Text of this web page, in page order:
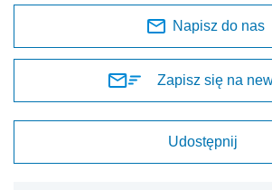
Napisz do nas
Zapisz się na
Udostępnij